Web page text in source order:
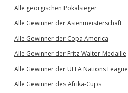
Alle georgischen Pokalsieger
Alle Gewinner der Asienmeisterschaft
Alle Gewinner der Copa America
Alle Gewinner der Fritz-Walter-Medaille
Alle Gewinner der UEFA Nations League
Alle Gewinner des Afrika-Cups